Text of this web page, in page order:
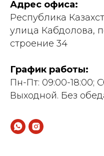
Адрес офиса:
Республика
улица Кабдолова,
строение 34
График работы:
Пн-Пт: 09:00-18:00;
Выходной. Без